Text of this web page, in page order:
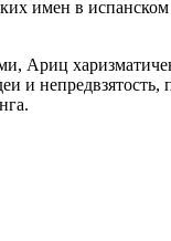
имен в
Ариц
и